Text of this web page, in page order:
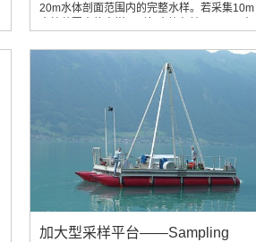
20m水体剖面范围内的完整水样。若采集10m
匀抽取250ml。原理： 采样器链子借助自身的
重量转动齿轮，使树脂玻璃管中的活塞向上移
动，这样水就能按比例地不断地被抽入采样
器。采样器可以从水面或者任意需要的深度开
始工作，通过绞车操作，由引信装置控制开
启。技术参数：l 容量：5Ll 重量：8kgl 积分
水样采集...
加大型采样平台——Sampling